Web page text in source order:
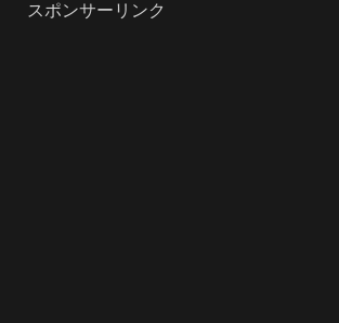
スポンサーリンク